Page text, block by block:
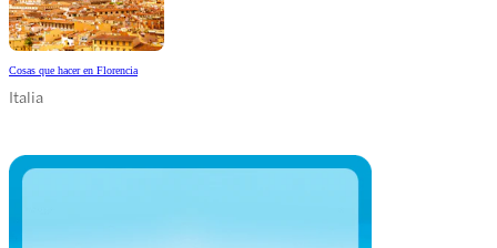
Cosas que hacer en Florencia
Italia